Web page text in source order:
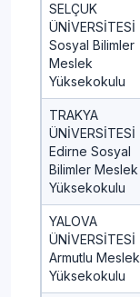
SELÇUK
ÜNİVERSİTESİ
Sosyal Bilimler
Meslek
Yüksekokulu
TRAKYA
ÜNİVERSİTESİ
Edirne Sosyal
Bilimler Meslek
Yüksekokulu
YALOVA
ÜNİVERSİTESİ
Armutlu Meslek
Yüksekokulu